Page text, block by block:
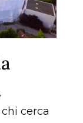
cerca